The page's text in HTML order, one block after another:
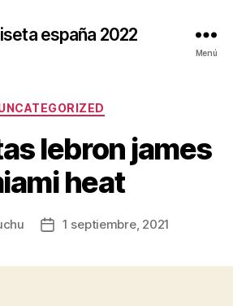
españa 2022
Menú
Categorías
lebron james
heat
Fecha1 septiembre, 2021